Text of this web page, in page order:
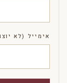
אימייל (לא